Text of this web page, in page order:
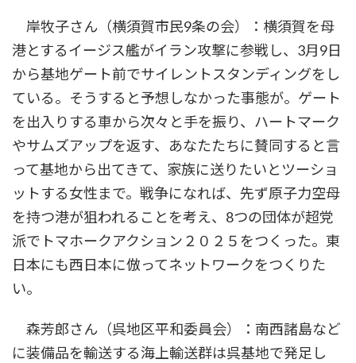
岸牧子さん（横須賀市民9条の会）：横須賀を母
港とするイージス艦がイラン攻撃に参戦し、3月9日
から基地ゲート前でサイレントスタンディングをし
ている。そうすると予想しなかった事態が。ゲート
を出入りする車から次々と手を振り、ハートマーク
やサムズアップを返す、あなたたちに賛同すると言
って基地から出てきて、家族に送りたいとツーショ
ットする女性まで。戦争になれば、先ず原子力空母
を持つ港が狙われることを考え、8つの団体が超党
派でトマホークアクション２０２５をつくった。東
日本にも西日本に倣ってネットワークをつくりた
い。
森芳郎さん（呉地区平和委員会）：南西諸島など
に装備品を輸送する海上輸送群は呉基地で発足し